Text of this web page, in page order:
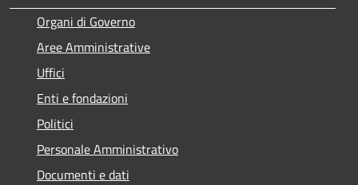
Organi di Governo
Aree Amministrative
Uffici
Enti e fondazioni
Politici
Personale Amministrativo
Documenti e dati